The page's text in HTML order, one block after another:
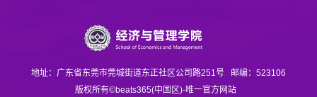
地址：广东省东莞市莞城街道东正社区公司路251号 邮编：523106
版权所有©beats365(中国区)-唯一官方网站